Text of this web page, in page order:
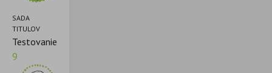
SADA
TITULOV
Testovanie
9